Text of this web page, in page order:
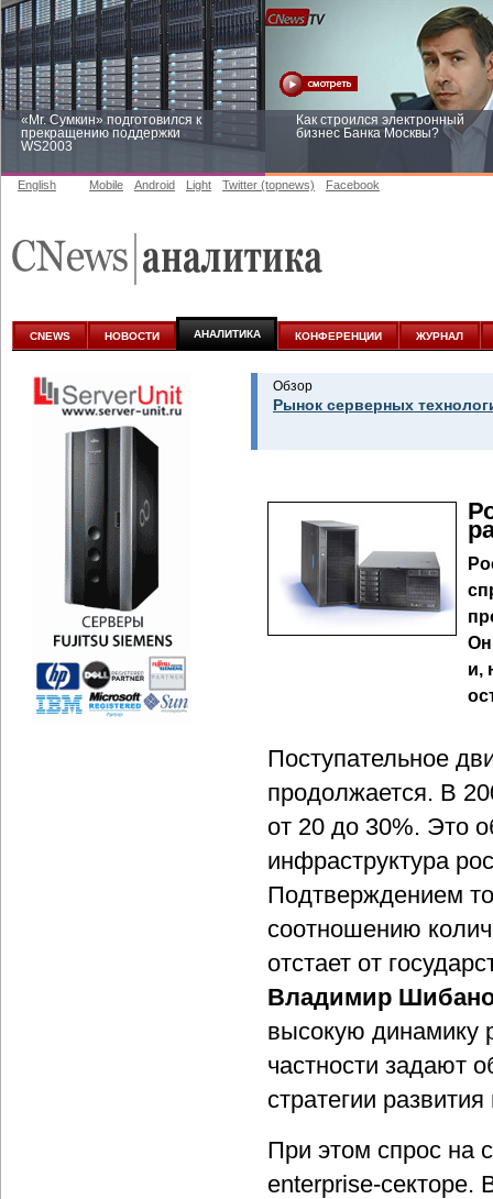
«Mr. Сумкин» подготовился к
прекращению поддержки
WS2003
Как строился электронный
бизнес Банка Москвы?
аналитике
English Mobile Android Light Twitter (topnews) Facebook
CNEWS НОВОСТИ АНАЛИТИКА КОНФЕРЕНЦИИ ЖУРНАЛ
Обзор
Рынок серверных
и,
Поступательное
продолжается. В
от 20 до 30%. Это
инфраструктура
Подтверждением
соотношению
отстает от
Владимир
высокую динамику
частности задают
стратегии
При этом спрос на
enterprise-секторе.